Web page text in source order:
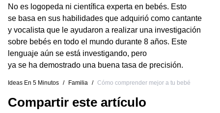
No es logopeda ni científica experta en bebés. Esto
se basa en sus habilidades que adquirió como cantante
y vocalista que le ayudaron a realizar una investigación
sobre bebés en todo el mundo durante 8 años. Este
lenguaje aún se está investigando, pero
ya se ha demostrado una buena tasa de precisión.
Ideas En 5 Minutos / Familia / Cómo comprender mejor a tu bebé
Compartir este artículo